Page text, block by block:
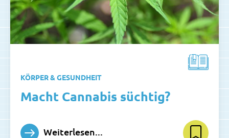
KÖRPER & GESUNDHEIT
Macht Cannabis süchtig?
Weiterlesen...